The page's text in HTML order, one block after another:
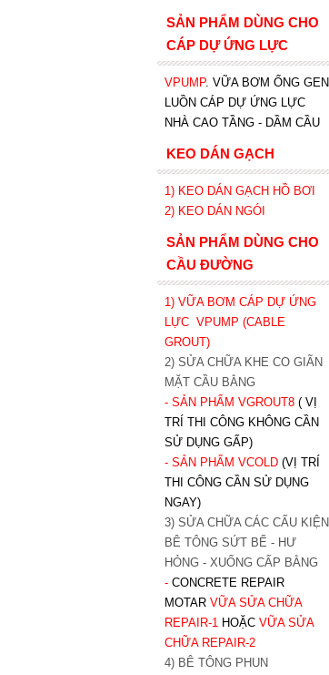
SẢN PHẨM DÙNG CHO
CÁP DỰ ỨNG LỰC
VPUMP. VỮA BƠM ỐNG GEN
LUỒN CÁP DỰ ỨNG LỰC
NHÀ CAO TẦNG - DẦM CẦU
KEO DÁN GẠCH
1) KEO DÁN GẠCH HỒ BƠI
2) KEO DÁN NGÓI
SẢN PHẨM DÙNG CHO
CẦU ĐƯỜNG
1) VỮA BƠM CÁP DỰ ỨNG
LỰC VPUMP (CABLE
GROUT)
2) SỬA CHỮA KHE CO GIÃN
MẶT CẦU BẰNG
- SẢN PHẨM VGROUT8 ( VỊ
TRÍ THI CÔNG KHÔNG CẦN
SỬ DỤNG GẤP)
- SẢN PHẨM VCOLD (VỊ TRÍ
THI CÔNG CẦN SỬ DỤNG
NGAY)
3) SỬA CHỮA CÁC CẤU KIỆN
BÊ TÔNG SỨT BỂ - HƯ
HỎNG - XUỐNG CẤP BẰNG
- CONCRETE REPAIR
MOTAR VỮA SỬA CHỮA
REPAIR-1 HOẶC VỮA SỬA
CHỮA REPAIR-2
4) BÊ TÔNG PHUN